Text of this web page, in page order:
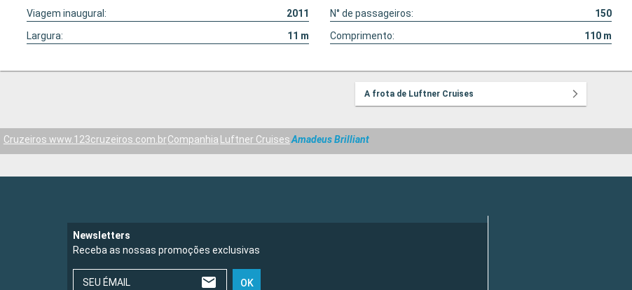
Viagem inaugural: 2011 N° de passageiros: 150
Largura:
11 m Comprimento: 110 m
A frota de Luftner Cruises
Cruzeiros www.123cruzeiros.com.brCompanhia Luftner CruisesAmadeus Brilliant
Newsletters
Receba as nossas promoções exclusivas
SEU ÉMAIL OK